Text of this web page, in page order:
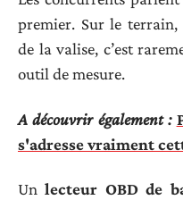
premier. Sur le terrain,
de la valise, c’est
outil de mesure.
A découvrir également :
s'adresse vraiment
Unlecteur OBD de